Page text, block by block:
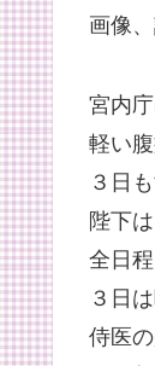
画像
宮内
軽い
３日
陛下
全日
３日
侍医